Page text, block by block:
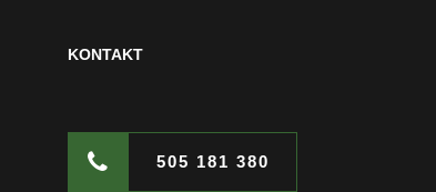
KONTAKT
505 181 380